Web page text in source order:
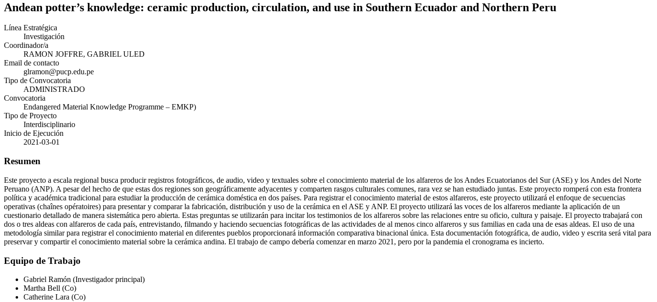
Andean potter’s knowledge: ceramic production, circulation, and use in Southern Ecuador and Northern Peru
Línea Estratégica
Investigación
Coordinador/a
RAMON JOFFRE, GABRIEL ULED
Email de contacto
glramon@pucp.edu.pe
Tipo de Convocatoria
ADMINISTRADO
Convocatoria
Endangered Material Knowledge Programme – EMKP)
Tipo de Proyecto
Interdisciplinario
Inicio de Ejecución
2021-03-01
Resumen
Este proyecto a escala regional busca producir registros fotográficos, de audio, video y textuales sobre el conocimiento material de los alfareros de los Andes Ecuatorianos del Sur (ASE) y los Andes del Norte
Peruano (ANP). A pesar del hecho de que estas dos regiones son geográficamente adyacentes y comparten rasgos culturales comunes, rara vez se han estudiado juntas. Este proyecto romperá con esta frontera
política y académica tradicional para estudiar la producción de cerámica doméstica en dos países. Para registrar el conocimiento material de estos alfareros, este proyecto utilizará el enfoque de secuencias
operativas (chaînes opératoires) para presentar y comparar la fabricación, distribución y uso de la cerámica en el ASE y ANP. El proyecto utilizará las voces de los alfareros mediante la aplicación de un
cuestionario detallado de manera sistemática pero abierta. Estas preguntas se utilizarán para incitar los testimonios de los alfareros sobre las relaciones entre su oficio, cultura y paisaje. El proyecto trabajará con
dos o tres aldeas con alfareros de cada país, entrevistando, filmando y haciendo secuencias fotográficas de las actividades de al menos cinco alfareros y sus familias en cada una de esas aldeas. El uso de una
metodología similar para registrar el conocimiento material en diferentes pueblos proporcionará información comparativa binacional única. Esta documentación fotográfica, de audio, video y escrita será vital para
preservar y compartir el conocimiento material sobre la cerámica andina. El trabajo de campo debería comenzar en marzo 2021, pero por la pandemia el cronograma es incierto.
Equipo de Trabajo
Gabriel Ramón (Investigador principal)
Martha Bell (Co)
Catherine Lara (Co)